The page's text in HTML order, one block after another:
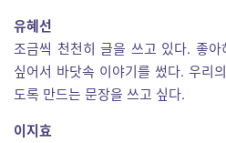
유혜선
조금씩 천천히 글을 쓰고 있다. 좋
싶어서 바닷속 이야기를 썼다. 우리
도록 만드는 문장을 쓰고 싶다.
이지효